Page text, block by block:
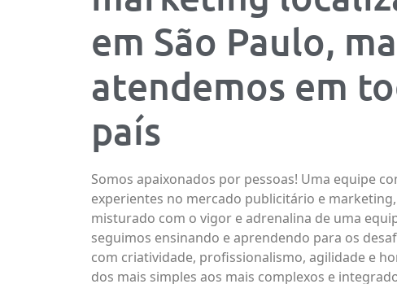
em São Paulo,
atendemos em
país
Somos apaixonados por pessoas! Uma equipe
experientes no mercado publicitário e
misturado com o vigor e adrenalina de uma
seguimos ensinando e aprendendo para os
com criatividade, profissionalismo, agilidade e
dos mais simples aos mais complexos e